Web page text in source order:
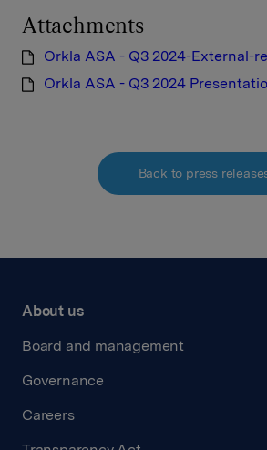
Attachments
Orkla ASA - Q3 2024-External-
Orkla ASA - Q3 2024
Back to press
About us
Board and management
Governance
Careers